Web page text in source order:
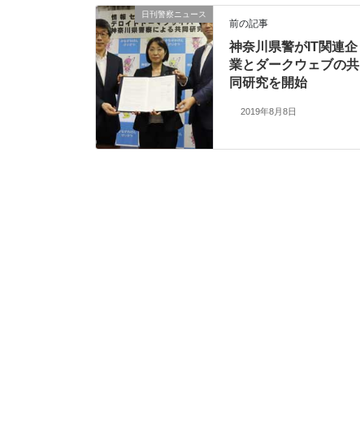
日刊警察ニュース
前の記事
神奈川県警がIT関連企
業とダークウェブの共
同研究を開始
2019年8月8日